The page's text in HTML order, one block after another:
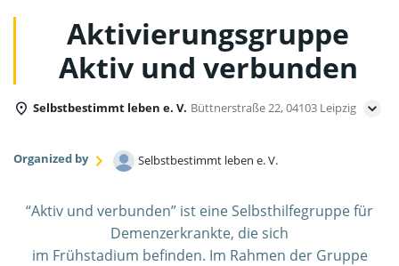
Aktivierungsgruppe
Aktiv und verbunden
Selbstbestimmt leben e. V. Büttnerstraße 22, 04103 Leipzig
Organized by Selbstbestimmt leben e. V.
“Aktiv und verbunden” ist eine Selbsthilfegruppe für
Demenzerkrankte, die sich
im Frühstadium befinden. Im Rahmen der Gruppe